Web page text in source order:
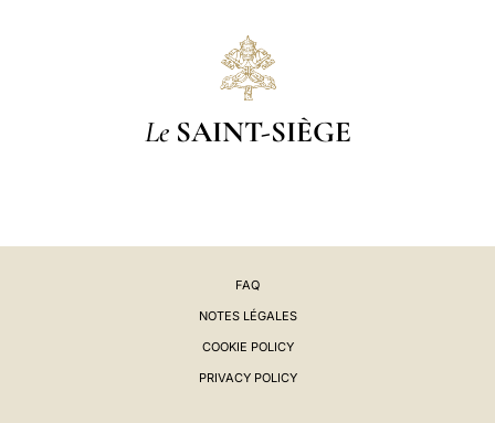
Le SAINT-SIÈGE
FAQ
NOTES LÉGALES
COOKIE POLICY
PRIVACY POLICY